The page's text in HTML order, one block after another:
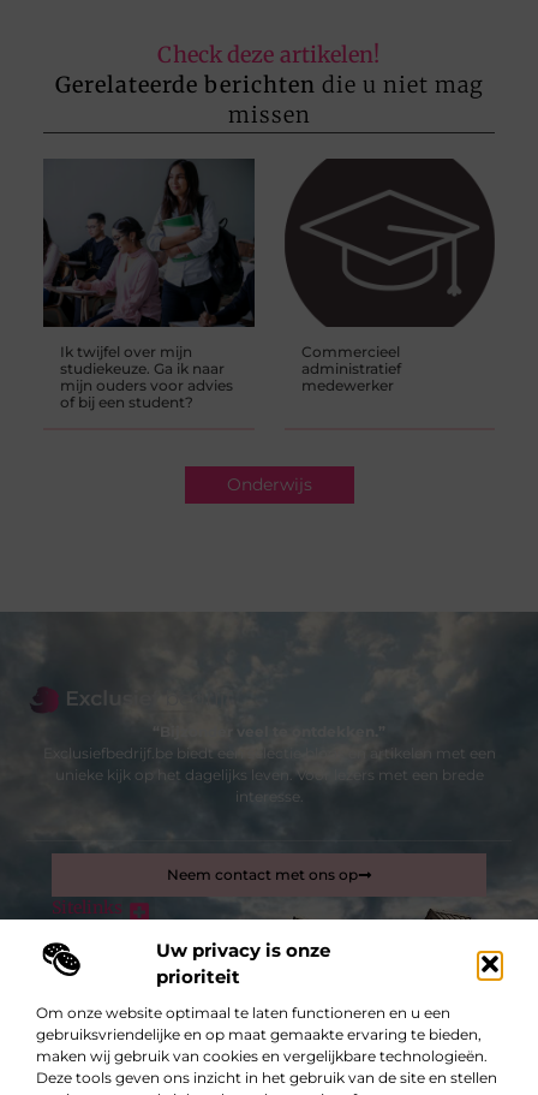
Uw privacy is onze
prioriteit
Om onze website optimaal te laten functioneren en u een
gebruiksvriendelijke en op maat gemaakte ervaring te bieden,
maken wij gebruik van cookies en vergelijkbare technologieën.
Deze tools geven ons inzicht in het gebruik van de site en stellen
Check deze artikelen!
Gerelateerde berichten die u niet mag
missen
Ik twijfel over mijn
studiekeuze. Ga ik naar
mijn ouders voor advies
of bij een student?
Commercieel
administratief
medewerker
Onderwijs
“Bijzonder veel te ontdekken.”
Exclusiefbedrijf.be biedt een selectie blogs en artikelen met een
unieke kijk op het dagelijks leven. Voor lezers met een brede
interesse.
Sitelinks
De best gelezen stukken op een rij
Gezondheidstips voor iedereen!
Blijf relevant met digitale transformatie van bedrijven
Bericht categorie
Neem contact met ons op